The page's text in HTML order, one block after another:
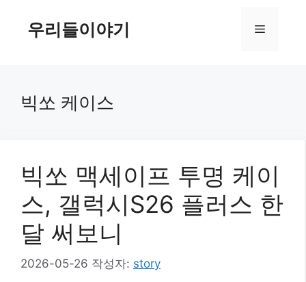
우리들이야기 메
빅쏘 케이스
빅쏘 맥세이프 투명 케이
스, 갤럭시S26 플러스 한
달 써보니
2026-05-26 작성자: story